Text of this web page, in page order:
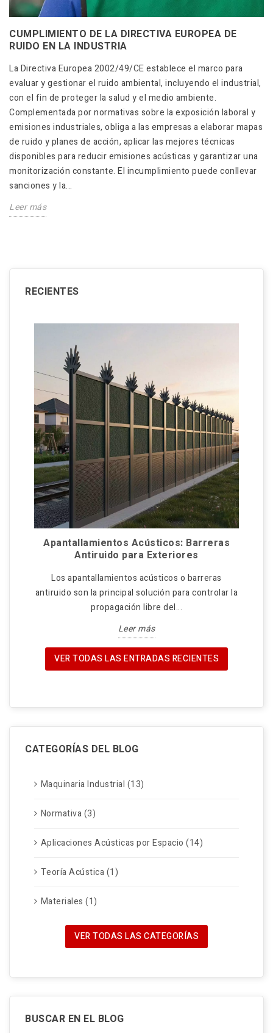
CUMPLIMIENTO DE LA DIRECTIVA EUROPEA DE
RUIDO EN LA INDUSTRIA
La Directiva Europea 2002/49/CE establece el marco para
evaluar y gestionar el ruido ambiental, incluyendo el industrial,
con el fin de proteger la salud y el medio ambiente.
Complementada por normativas sobre la exposición laboral y
emisiones industriales, obliga a las empresas a elaborar mapas
de ruido y planes de acción, aplicar las mejores técnicas
disponibles para reducir emisiones acústicas y garantizar una
monitorización constante. El incumplimiento puede conllevar
sanciones y la...
Leer más
RECIENTES
Apantallamientos Acústicos: Barreras
Antiruido para Exteriores
Los apantallamientos acústicos o barreras
antiruido son la principal solución para controlar la
propagación libre del...
Leer más
VER TODAS LAS ENTRADAS RECIENTES
CATEGORÍAS DEL BLOG
Maquinaria Industrial (13)
Normativa (3)
Aplicaciones Acústicas por Espacio (14)
Teoría Acústica (1)
Materiales (1)
VER TODAS LAS CATEGORÍAS
BUSCAR EN EL BLOG